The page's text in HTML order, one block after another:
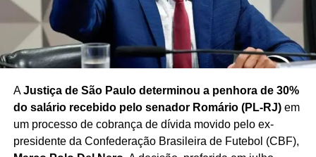
Redação Saiba+
AJustiça de São Paulo determinou a penhora de 30%
do salário recebido pelo senador Romário (PL-RJ)em
um processo de cobrança de dívida movido pelo ex-
presidente da Confederação Brasileira de Futebol (CBF),